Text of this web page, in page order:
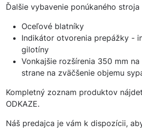
Ďalšie vybavenie ponúkaného stroja
Oceľové blatníky
Indikátor otvorenia prepážky -
gilotíny
Vonkajšie rozšírenia 350 mm
strane na zväčšenie objemu
Kompletný zoznam produktov
ODKAZE.
Náš predajca je vám k dispozícii,